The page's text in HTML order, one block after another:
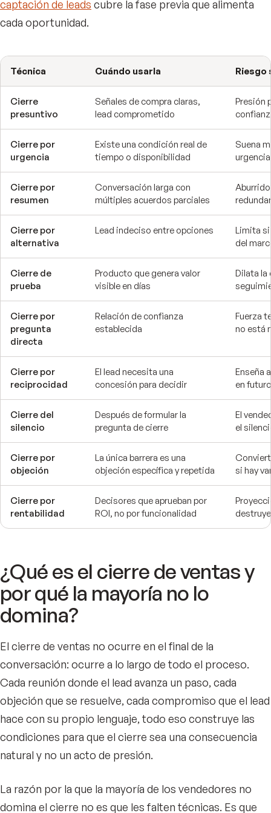
captación de leads cubre la fase previa que alimenta
cada oportunidad.
Técnica Cuándo usarla Riesgo
Cierre
presuntivo
Señales de compra claras,
lead comprometido
Presión
Cierre por
urgencia
Existe una condición real de
tiempo o disponibilidad
Suena
Cierre por
resumen
Conversación larga con
múltiples acuerdos parciales
Cierre por
alternativa
Lead indeciso entre opciones
Limita si
del
Cierre de
prueba
Producto que genera valor
visible en días
Dilata la
Cierre por
pregunta
directa
Relación de confianza
establecida
Fuerza
no está
Cierre por
reciprocidad
El lead necesita una
concesión para decidir
Enseña
en
Cierre del
silencio
Después de formular la
pregunta de cierre
El
el
Cierre por
objeción
La única barrera es una
objeción específica y repetida
si hay
Cierre por
rentabilidad
Decisores que aprueban por
ROI, no por funcionalidad
¿Qué es el cierre de ventas y
por qué la mayoría no lo
domina?
El cierre de ventas no ocurre en el final de la
conversación: ocurre a lo largo de todo el proceso.
Cada reunión donde el lead avanza un paso, cada
objeción que se resuelve, cada compromiso que el lead
hace con su propio lenguaje, todo eso construye las
condiciones para que el cierre sea una consecuencia
natural y no un acto de presión.
La razón por la que la mayoría de los vendedores no
domina el cierre no es que les falten técnicas. Es que